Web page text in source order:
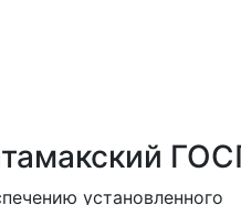
установленного